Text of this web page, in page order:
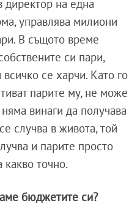
на една
управлява милиони
В същото време
си пари,
се харчи. Като го
парите му, не може
винаги да получава
случва в живота, той
и парите просто
какво точно.
бюджетите си?